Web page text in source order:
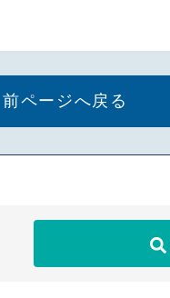
前ページへ戻る